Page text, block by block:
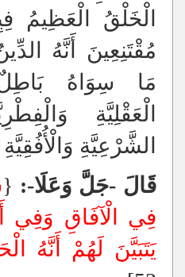
الْخَلْقُ الْعَظِيمُ
مُقْتَنِعِينَ أَنَّهُ
مَا سِوَاهُ بَاطِلٌ,
الْعَقْلِيَّةِ
الشَّرْعِيَّةِ
قَالَ -جَلَّ وَعَلَا-: {
فِي الْآفَاقِ وَفِي
يَتَبَيَّنَ لَهُمْ أَنَّهُ